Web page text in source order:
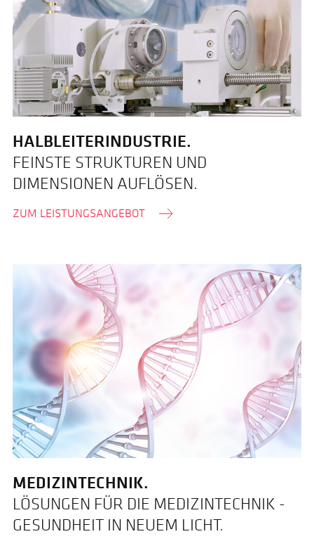
HALBLEITERINDUSTRIE.
FEINSTE STRUKTUREN UND
DIMENSIONEN AUFLÖSEN.
ZUM LEISTUNGSANGEBOT
MEDIZINTECHNIK.
LÖSUNGEN FÜR DIE MEDIZINTECHNIK -
GESUNDHEIT IN NEUEM LICHT.